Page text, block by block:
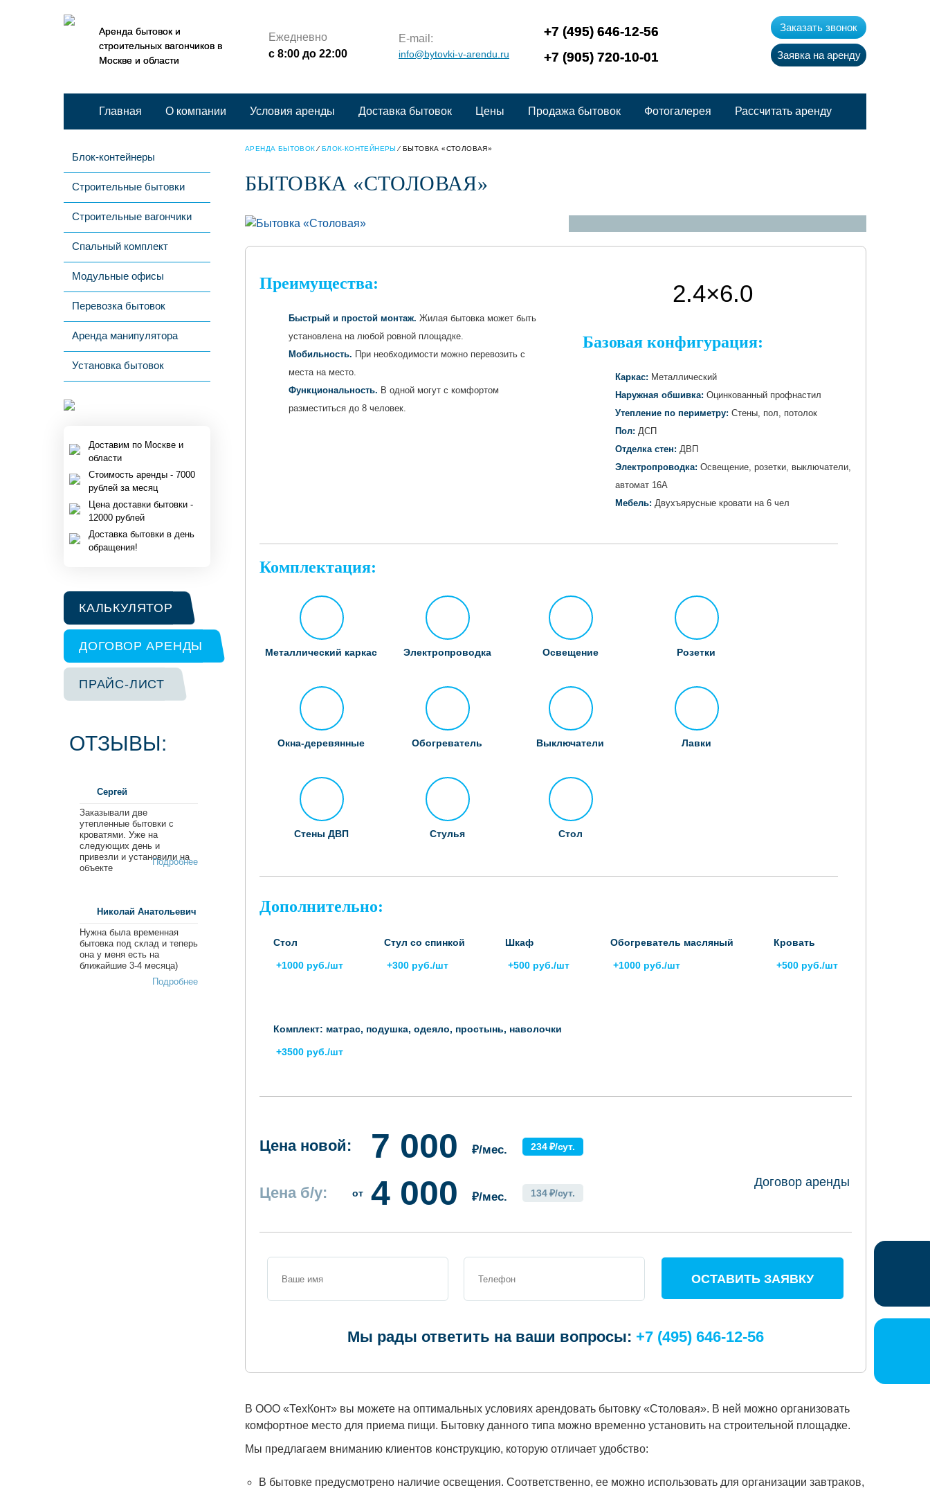
Аренда бытовок и
строительных вагончиков в
Москве и области
Ежедневно
с 8:00 до 22:00
E-mail:
info@bytovki-v-arendu.ru
+7 (495) 646-12-56
+7 (905) 720-10-01
Заказать звонок
Заявка на аренду
Главная О компании Условия аренды Доставка бытовок Цены Продажа бытовок Фотогалерея Рассчитать аренду
Контакты
Блок-контейнеры
Строительные бытовки
Строительные вагончики
Спальный комплект
Модульные офисы
Перевозка бытовок
Аренда манипулятора
Установка бытовок
Доставим по Москве и
области
Стоимость аренды - 7000
рублей за месяц
Цена доставки бытовки -
12000 рублей
Доставка бытовки в день
обращения!
КАЛЬКУЛЯТОР
ДОГОВОР АРЕНДЫ
ПРАЙС-ЛИСТ
ОТЗЫВЫ:
Сергей
Заказывали две
утепленные бытовки с
кроватями. Уже на
следующих день и
привезли и установили на
объекте
Подробнее
Николай Анатольевич
Нужна была временная
бытовка под склад и теперь
она у меня есть на
ближайшие 3-4 месяца)
Подробнее
АРЕНДА БЫТОВОК⁄ БЛОК-КОНТЕЙНЕРЫ ⁄БЫТОВКА «СТОЛОВАЯ»
БЫТОВКА «СТОЛОВАЯ»
Преимущества:
Быстрый и простой монтаж. Жилая бытовка может быть
установлена на любой ровной площадке.
Мобильность. При необходимости можно перевозить с
места на место.
Функциональность. В одной могут с комфортом
разместиться до 8 человек.
2.4×6.0
Базовая конфигурация:
Каркас: Металлический
Наружная обшивка: Оцинкованный профнастил
Утепление по периметру: Стены, пол, потолок
Пол: ДСП
Отделка стен: ДВП
Электропроводка: Освещение, розетки, выключатели,
автомат 16А
Мебель: Двухъярусные кровати на 6 чел
Комплектация:
Металлический каркас Электропроводка Освещение Розетки
Окна-деревянные Обогреватель Выключатели Лавки
Стены ДВП Стулья Стол
Дополнительно:
Стол
+1000 руб./шт
Стул со спинкой
+300 руб./шт
Шкаф
+500 руб./шт
Обогреватель масляный
+1000 руб./шт
Кровать
+500 руб./шт
Комплект: матрас, подушка, одеяло, простынь, наволочки
+3500 руб./шт
Цена новой: 7 000 ₽/мес. 234 ₽/сут.
Цена б/у: от 4 000 ₽/мес. 134 ₽/сут.
Договор аренды
ОСТАВИТЬ ЗАЯВКУ
Мы рады ответить на ваши вопросы: +7 (495) 646-12-56
В ООО «ТехКонт» вы можете на оптимальных условиях арендовать бытовку «Столовая». В ней можно организовать
комфортное место для приема пищи. Бытовку данного типа можно временно установить на строительной площадке.
Мы предлагаем вниманию клиентов конструкцию, которую отличает удобство:
В бытовке предусмотрено наличие освещения. Соответственно, ее можно использовать для организации завтраков,